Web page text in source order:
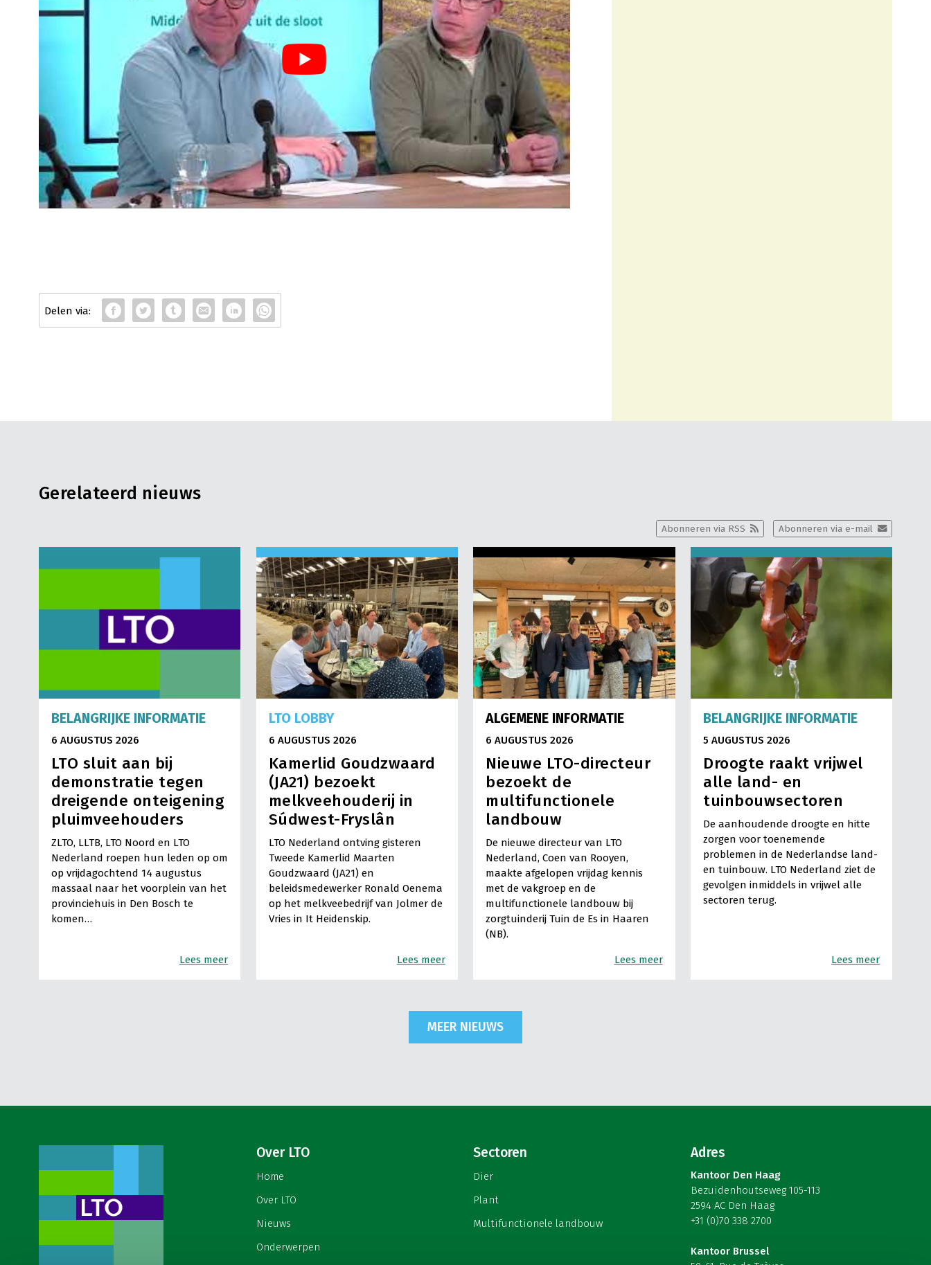
Gerelateerd nieuws
Abonneren via e-mail
Abonneren via RSS
BELANGRIJKE INFORMATIE
6 AUGUSTUS 2026
LTO sluit aan bij
demonstratie tegen
dreigende onteigening
pluimveehouders
ZLTO, LLTB, LTO Noord en LTO
Nederland roepen hun leden op om
op vrijdagochtend 14 augustus
massaal naar het voorplein van het
provinciehuis in Den Bosch te
komen…
Lees meer
LTO LOBBY
6 AUGUSTUS 2026
Kamerlid Goudzwaard
(JA21) bezoekt
melkveehouderij in
Súdwest-Fryslân
LTO Nederland ontving gisteren
Tweede Kamerlid Maarten
Goudzwaard (JA21) en
beleidsmedewerker Ronald Oenema
op het melkveebedrijf van Jolmer de
Vries in It Heidenskip.
Lees meer
ALGEMENE INFORMATIE
6 AUGUSTUS 2026
Nieuwe LTO-directeur
bezoekt de
multifunctionele
landbouw
De nieuwe directeur van LTO
Nederland, Coen van Rooyen,
maakte afgelopen vrijdag kennis
met de vakgroep en de
multifunctionele landbouw bij
zorgtuinderij Tuin de Es in Haaren
(NB).
Lees meer
BELANGRIJKE INFORMATIE
5 AUGUSTUS 2026
Droogte raakt vrijwel
alle land- en
tuinbouwsectoren
De aanhoudende droogte en hitte
zorgen voor toenemende
problemen in de Nederlandse land-
en tuinbouw. LTO Nederland ziet de
gevolgen inmiddels in vrijwel alle
sectoren terug.
Lees meer
MEER NIEUWS
Over LTO
Home
Over LTO
Nieuws
Onderwerpen
Sectoren
Dier
Plant
Multifunctionele landbouw
Adres
Kantoor Den Haag
Bezuidenhoutseweg 105-113
2594 AC Den Haag
+31 (0)70 338 2700
Kantoor Brussel